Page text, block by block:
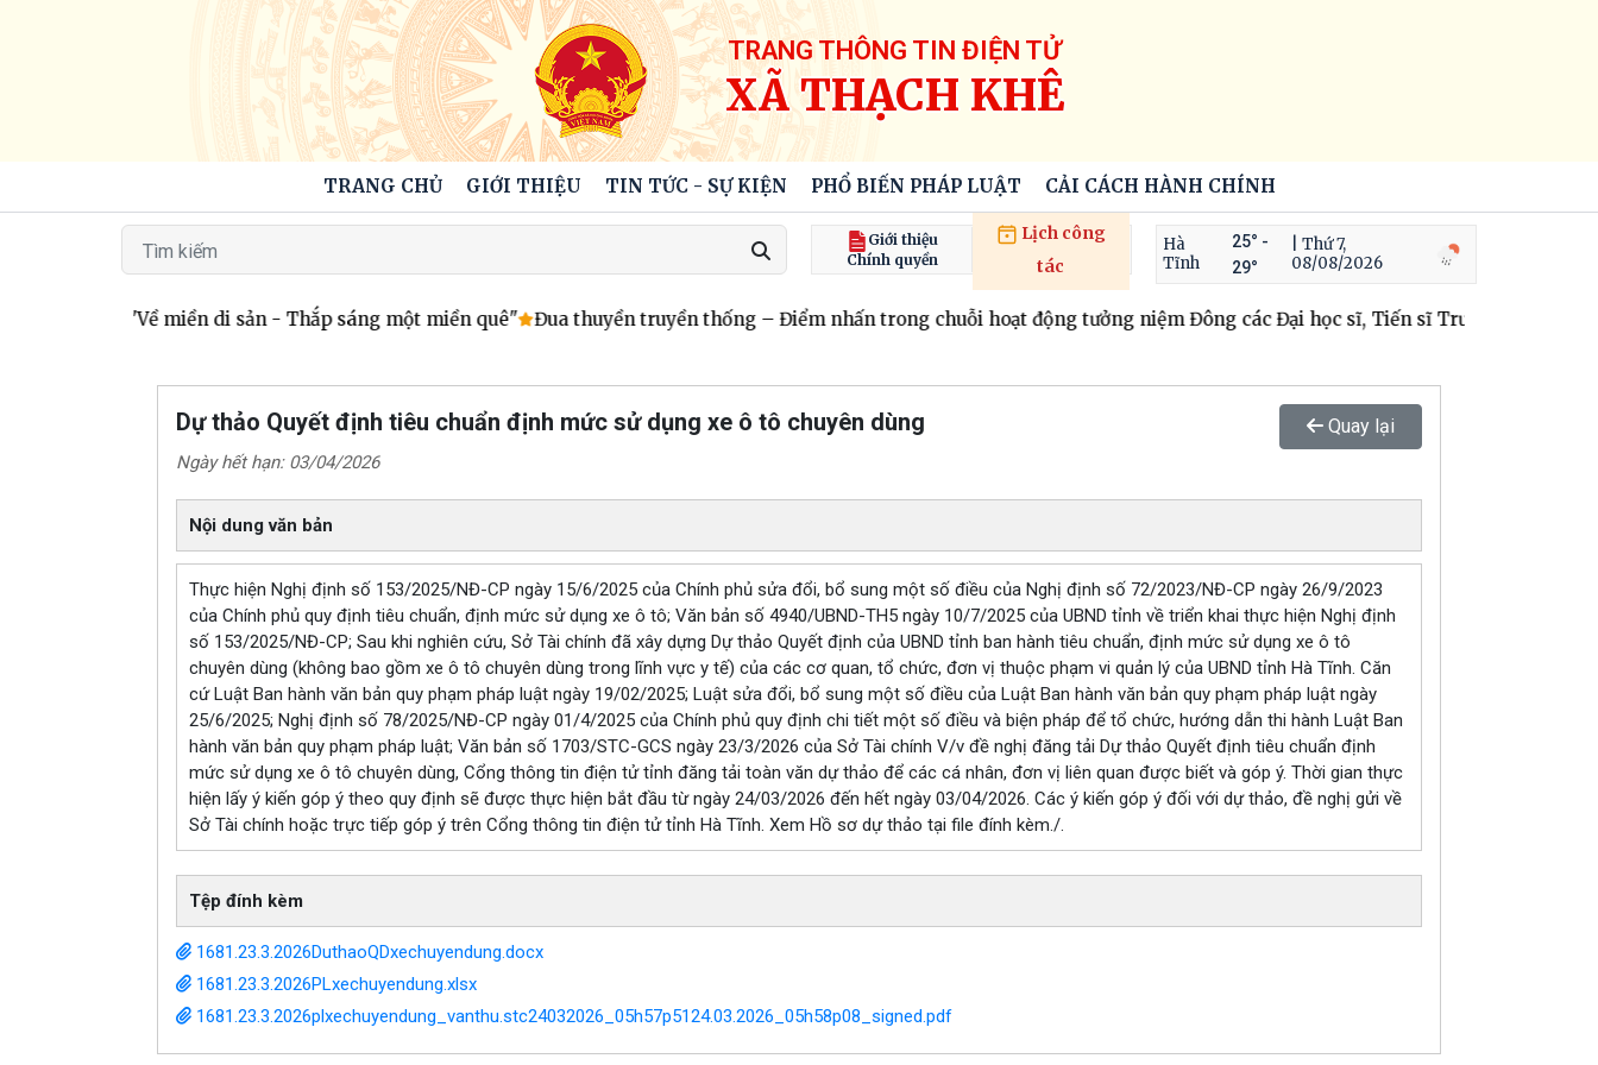
TRANG THÔNG TIN ĐIỆN TỬ
XÃ THẠCH KHÊ
TRANG CHỦ GIỚI THIỆU TIN TỨC - SỰ KIỆN PHỔ BIẾN PHÁP LUẬT CẢI CÁCH HÀNH CHÍNH
Giới thiệu
Chính quyền
Lịch công
tác
Hà
Tĩnh
25° -
29°
| Thứ 7,
08/08/2026
văn nghệ "Về miền di sản - Thắp sáng một miền quê" Đua thuyền truyền thống – Điểm nhấn trong chuỗi hoạt động tưởng niệm Đông các Đại học sĩ, Tiến sĩ Trương Quốc Dụng
Dự thảo Quyết định tiêu chuẩn định mức sử dụng xe ô tô chuyên dùng Quay lại
Ngày hết hạn: 03/04/2026
Nội dung văn bản
Thực hiện Nghị định số 153/2025/NĐ-CP ngày 15/6/2025 của Chính phủ sửa đổi, bổ sung một số điều của Nghị định số 72/2023/NĐ-CP ngày 26/9/2023
của Chính phủ quy định tiêu chuẩn, định mức sử dụng xe ô tô; Văn bản số 4940/UBND-TH5 ngày 10/7/2025 của UBND tỉnh về triển khai thực hiện Nghị định
số 153/2025/NĐ-CP; Sau khi nghiên cứu, Sở Tài chính đã xây dựng Dự thảo Quyết định của UBND tỉnh ban hành tiêu chuẩn, định mức sử dụng xe ô tô
chuyên dùng (không bao gồm xe ô tô chuyên dùng trong lĩnh vực y tế) của các cơ quan, tổ chức, đơn vị thuộc phạm vi quản lý của UBND tỉnh Hà Tĩnh. Căn
cứ Luật Ban hành văn bản quy phạm pháp luật ngày 19/02/2025; Luật sửa đổi, bổ sung một số điều của Luật Ban hành văn bản quy phạm pháp luật ngày
25/6/2025; Nghị định số 78/2025/NĐ-CP ngày 01/4/2025 của Chính phủ quy định chi tiết một số điều và biện pháp để tổ chức, hướng dẫn thi hành Luật Ban
hành văn bản quy phạm pháp luật; Văn bản số 1703/STC-GCS ngày 23/3/2026 của Sở Tài chính V/v đề nghị đăng tải Dự thảo Quyết định tiêu chuẩn định
mức sử dụng xe ô tô chuyên dùng, Cổng thông tin điện tử tỉnh đăng tải toàn văn dự thảo để các cá nhân, đơn vị liên quan được biết và góp ý. Thời gian thực
hiện lấy ý kiến góp ý theo quy định sẽ được thực hiện bắt đầu từ ngày 24/03/2026 đến hết ngày 03/04/2026. Các ý kiến góp ý đối với dự thảo, đề nghị gửi về
Sở Tài chính hoặc trực tiếp góp ý trên Cổng thông tin điện tử tỉnh Hà Tĩnh. Xem Hồ sơ dự thảo tại file đính kèm./.
Tệp đính kèm
1681.23.3.2026DuthaoQDxechuyendung.docx
1681.23.3.2026PLxechuyendung.xlsx
1681.23.3.2026plxechuyendung_vanthu.stc24032026_05h57p5124.03.2026_05h58p08_signed.pdf